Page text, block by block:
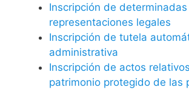
Inscripción de determinadas
representaciones legales
Inscripción de tutela
administrativa
Inscripción de actos
patrimonio protegido de las